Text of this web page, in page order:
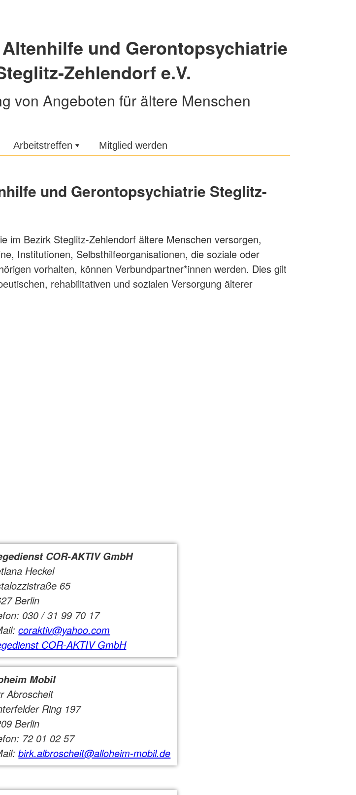
und Gerontopsychiatrie
Zehlendorf e.V.
von Angeboten für ältere Menschen
Arbeitstreffen Mitglied werden
und Gerontopsychiatrie Steglitz-
im Bezirk Steglitz-Zehlendorf ältere Menschen versorgen,
Institutionen, Selbsthilfeorganisationen, die soziale oder
vorhalten, können Verbundpartner*innen werden. Dies gilt
rehabilitativen und sozialen Versorgung älterer
COR-AKTIV GmbH
Heckel
65
Berlin
030 / 31 99 70 17
coraktiv@yahoo.com
COR-AKTIV GmbH
Mobil
Abroscheit
Ring 197
Berlin
72 01 02 57
birk.albroscheit@alloheim-mobil.de